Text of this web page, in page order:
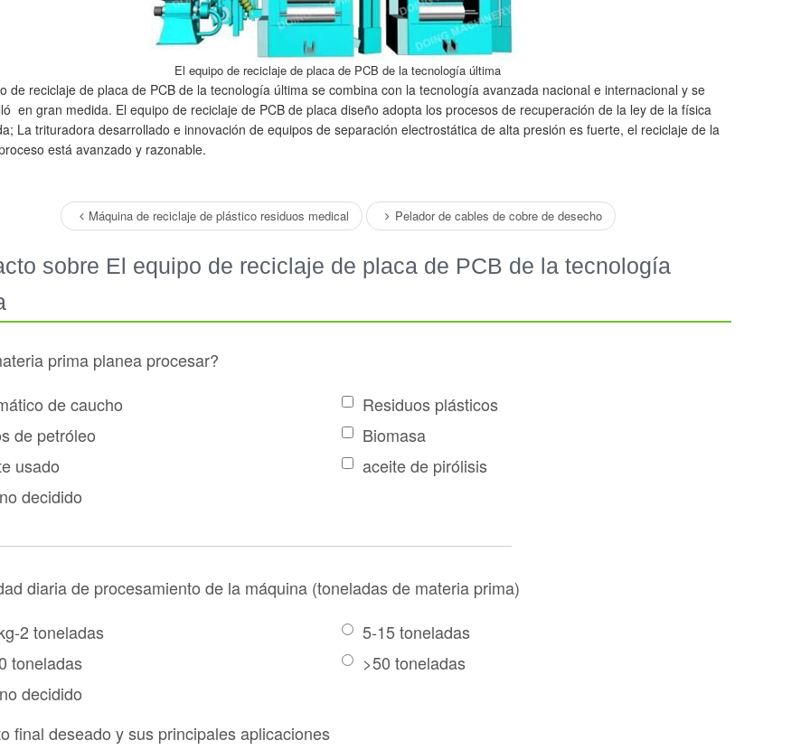
El equipo de reciclaje de placa de PCB de la tecnología última
de reciclaje de placa de PCB de la tecnología última se combina con la tecnología avanzada nacional e internacional y se
en gran medida. El equipo de reciclaje de PCB de placa diseño adopta los procesos de recuperación de la ley de la física
La trituradora desarrollado e innovación de equipos de separación electrostática de alta presión es fuerte, el reciclaje de la
está avanzado y razonable.
Máquina de reciclaje de plástico residuos medical Pelador de cables de cobre de desecho
sobre El equipo de reciclaje de placa de PCB de la tecnología
prima planea procesar?
de caucho
Residuos plásticos
de petróleo
Biomasa
usado
aceite de pirólisis
decidido
diaria de procesamiento de la máquina (toneladas de materia prima)
2 toneladas
5-15 toneladas
toneladas
>50 toneladas
decidido
final deseado y sus principales aplicaciones